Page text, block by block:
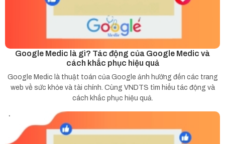
Google Medic là gì? Tác động của Google Medic và
cách khắc phục hiệu quả
Google Medic là thuật toán của Google ảnh hưởng đến các trang
web về sức khỏe và tài chính. Cùng VNDTS tìm hiểu tác động và
cách khắc phục hiệu quả.